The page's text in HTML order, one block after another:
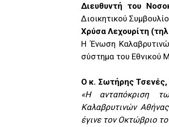
Διευθυντή του
Διοικητικού
Χρύσα Λεχουρίτη
Η Ένωση
σύστημα του Εθνικού
Ο κ. Σωτήρης
«Η ανταπόκριση
Καλαβρυτινών
έγινε τον Οκτώβριο